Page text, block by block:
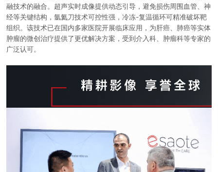
融技术的融合。超声实时成像提供动态引导，避免损伤周围血管、神
经等关键结构，氩氦刀技术可控性强，冷冻-复温循环可精准破坏靶
组织。该技术已在国内多家医院开展临床应用，为肝癌、肺癌等实体
肿瘤的微创治疗提供了更优解决方案，受到介入科、肿瘤科等专家的
广泛认可。